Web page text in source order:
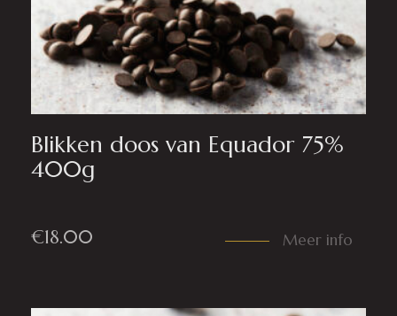
Blikken doos van Equador 75%
400g
€18.00 Meer info